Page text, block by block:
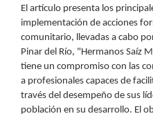
El artículo presenta los
implementación de acciones
comunitario, llevadas a cabo
Pinar del Río, "Hermanos Saíz
tiene un compromiso con las
a profesionales capaces de
través del desempeño de sus
población en su desarrollo. El